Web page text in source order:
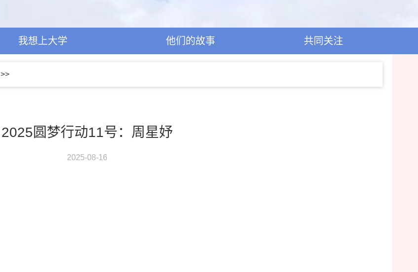
我想上大学 他们的故事 共同关注
>>
2025圆梦行动11号：周星妤
2025-08-16